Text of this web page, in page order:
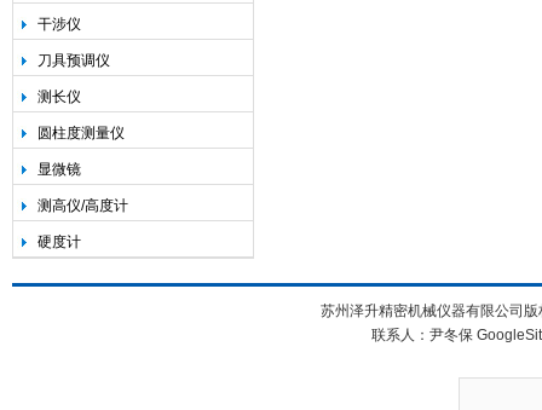
干涉仪
刀具预调仪
测长仪
圆柱度测量仪
显微镜
测高仪/高度计
硬度计
苏州泽升精密机械仪器有限公司
联系人：尹冬保